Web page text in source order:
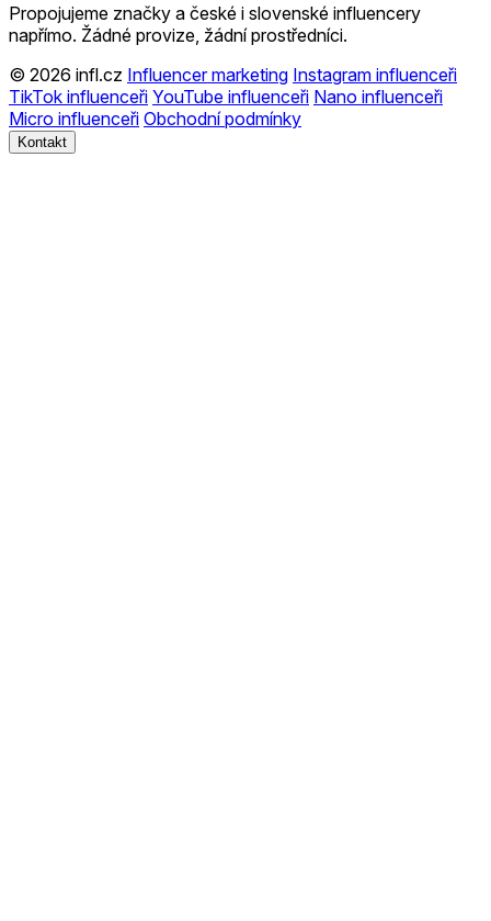
Propojujeme značky a české i slovenské influencery
napřímo. Žádné provize, žádní prostředníci.
© 2026 infl.cz Influencer marketing Instagram influenceři
TikTok influenceři YouTube influenceři Nano influenceři
Micro influenceři Obchodní podmínky
Kontakt